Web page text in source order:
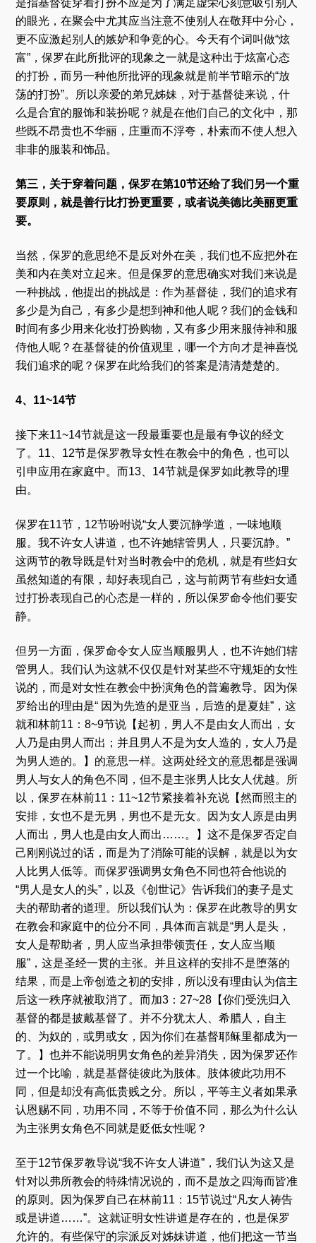
的眼光，在聚会中尤其应当注意不使别人在敬拜中分心，
更不应激起别人的嫉妒和争竞的心。今天有个词叫做“炫
富”，保罗在此所批评的现象之一就是这种出于炫富心态
的打扮，而另一种他所批评的现象就是前半节暗示的“放
荡的打扮”。所以亲爱的弟兄姊妹，对于基督徒来说，什
么是合宜的服饰和装扮呢？就是在他们自己的文化中，那
些既不昂贵也不华丽，庄重而不浮夸，朴素而不使人想入
非非的服装和饰品。
第三，关于穿着问题，保罗在第10节还给了我们另一个重
要原则，就是善行比打扮更重要，或者说美德比美丽更重
要。
当然，保罗的意思绝不是反对外在美，我们也不应把外在
美和内在美对立起来。但是保罗的意思确实对我们来说是
一种挑战，他提出的挑战是：作为基督徒，我们的追求有
多少是为自己，有多少是想到神和他人呢？我们的金钱和
时间有多少用来化妆打扮购物，又有多少用来服侍神和服
侍他人呢？在基督徒的价值观里，哪一个方向才是神喜悦
我们追求的呢？保罗在此给我们的答案是清清楚楚的。
4、11~14节
接下来11~14节就是这一段最重要也是最有争议的经文
了。11、12节是保罗教导女性在教会中的角色，也可以
引申应用在家庭中。而13、14节就是保罗如此教导的理
由。
保罗在11节，12节吩咐说“女人要沉静学道，一味地顺
服。我不许女人讲道，也不许她辖管男人，只要沉静。”
这两节的教导既是针对当时教会中的危机，就是有些妇女
虽然知道的有限，却好表现自己，这与前两节有些妇女通
过打扮表现自己的心态是一样的，所以保罗命令他们要安
静。
但另一方面，保罗命令女人应当顺服男人，也不许她们辖
管男人。我们认为这就不仅仅是针对某些不守规矩的女性
说的，而是对女性在教会中扮演角色的普遍教导。因为保
罗给出的理由是“ 因为先造的是亚当，后造的是夏娃”，这
就和林前11：8~9节说【起初，男人不是由女人而出，女
人乃是由男人而出；并且男人不是为女人造的，女人乃是
为男人造的。】的意思一样。这两处经文的意思都是强调
男人与女人的角色不同，但不是主张男人比女人优越。所
以，保罗在林前11：11~12节紧接着补充说【然而照主的
安排，女也不是无男，男也不是无女。因为女人原是由男
人而出，男人也是由女人而出……。】这不是保罗否定自
己刚刚说过的话，而是为了消除可能的误解，就是以为女
人比男人低等。而保罗强调男女角色不同也符合他说的
“男人是女人的头”，以及《创世记》告诉我们的妻子是丈
夫的帮助者的道理。所以我们认为：保罗在此教导的男女
在教会和家庭中的位分不同，具体而言就是“男人是头，
女人是帮助者，男人应当承担带领责任，女人应当顺
服”，这是圣经一贯的主张。并且这样的安排不是堕落的
结果，而是上帝创造之初的安排，所以没有理由认为信主
后这一秩序就被取消了。而加3：27~28【你们受洗归入
基督的都是披戴基督了。并不分犹太人、希腊人，自主
的、为奴的，或男或女，因为你们在基督耶稣里都成为一
了。】也并不能说明男女角色的差异消失，因为保罗还作
过一个比喻，就是基督徒彼此为肢体。肢体彼此功用不
同，但是却没有高低贵贱之分。所以，平等主义者如果承
认恩赐不同，功用不同，不等于价值不同，那么为什么认
为主张男女角色不同就是贬低女性呢？
至于12节保罗教导说“我不许女人讲道”，我们认为这又是
针对以弗所教会的特殊情况说的，而不是放之四海而皆准
的原则。因为保罗自己在林前11：15节说过“凡女人祷告
或是讲道……”。这就证明女性讲道是存在的，也是保罗
允许的。有些保守的宗派反对姊妹讲道，他们把这一节当